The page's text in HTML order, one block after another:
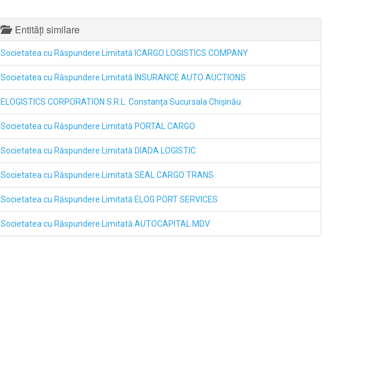
Entități similare
Societatea cu Răspundere Limitată ICARGO LOGISTICS COMPANY
Societatea cu Răspundere Limitată INSURANCE AUTO AUCTIONS
ELOGISTICS CORPORATION S.R.L. Constanţa Sucursala Chişinău
Societatea cu Răspundere Limitată PORTAL CARGO
Societatea cu Răspundere Limitată DIADA LOGISTIC
Societatea cu Răspundere Limitată SEAL CARGO TRANS
Societatea cu Răspundere Limitată ELOG PORT SERVICES
Societatea cu Răspundere Limitată AUTOCAPITAL MDV